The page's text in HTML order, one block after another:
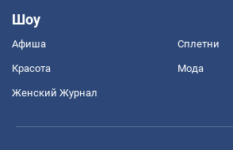
Шоу
Афиша Сплетни
Красота Мода
Женский Журнал